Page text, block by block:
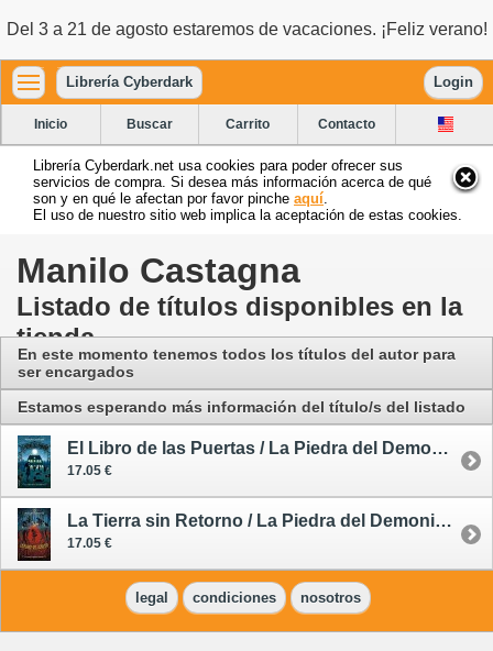
Del 3 a 21 de agosto estaremos de vacaciones. ¡Feliz verano!
Librería Cyberdark Login
Inicio Buscar Carrito Contacto
Librería Cyberdark.net usa cookies para poder ofrecer sus
servicios de compra. Si desea más información acerca de qué
son y en qué le afectan por favor pinche aquí
El uso de nuestro sitio web implica la aceptación de estas cookies.
Manilo Castagna
Listado de títulos disponibles en la
tienda
En este momento tenemos todos los títulos del autor para
ser encargados
Estamos esperando más información del título/s del listado
El Libro de las Puertas / La Piedra del Demonio 1
17.05 €
La Tierra sin Retorno / La Piedra del Demonio 2
17.05 €
legal condiciones nosotros